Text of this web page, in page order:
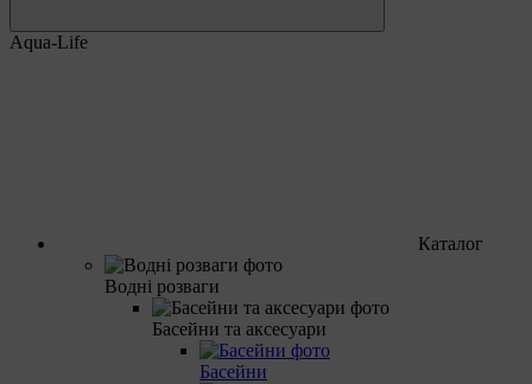
Aqua-Life
Каталог
Водні розваги
Басейни та аксесуари
Басейни